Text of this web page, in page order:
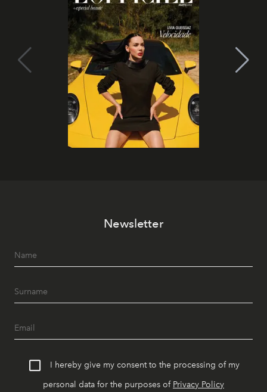
Newsletter
I hereby give my consent to the processing of my
personal data for the purposes of Privacy Policy